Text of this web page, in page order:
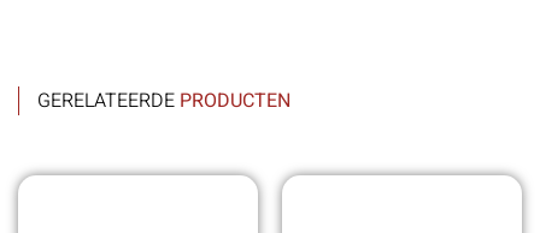
GERELATEERDE PRODUCTEN